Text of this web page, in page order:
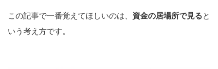
この記事で一番覚えてほしいのは、 資金の居場所で見ると
いう考え方です。